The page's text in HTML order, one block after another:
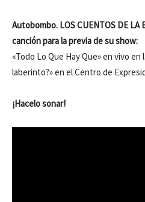
Autobombo. LOS CUENTOS DE LA
canción para la previa de su show:
«Todo Lo Que Hay Que» en vivo
laberinto?» en el Centro de
¡Hacelo sonar!